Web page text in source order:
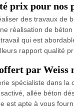
prix pour nos
des travaux de
réalisation de
qui est
rapport qualité
par Weiss
spécialiste dans
allée béton
est apte à vous